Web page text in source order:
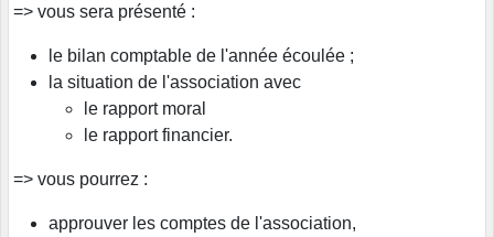
=> vous sera présenté :
le bilan comptable de l'année écoulée ;
la situation de l'association avec
le rapport moral
le rapport financier.
=> vous pourrez :
approuver les comptes de l'association,